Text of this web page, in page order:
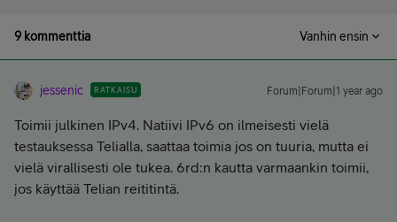
9 kommenttia Vanhin ensin
jessenic RATKAISU Forum|Forum|1 year ago
Toimii julkinen IPv4. Natiivi IPv6 on ilmeisesti vielä
testauksessa Telialla, saattaa toimia jos on tuuria, mutta ei
vielä virallisesti ole tukea. 6rd:n kautta varmaankin toimii,
jos käyttää Telian reititintä.